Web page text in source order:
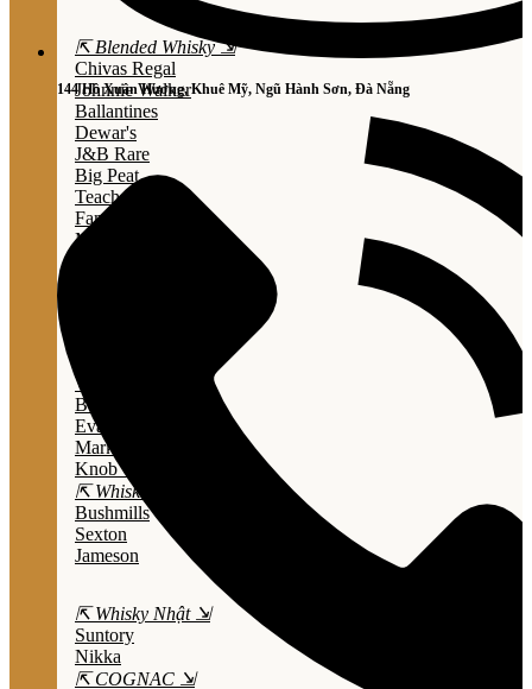
144 Hồ Xuân Hương, Khuê Mỹ, Ngũ Hành Sơn, Đà Nẵng
⇱ Blended Whisky ⇲
Chivas Regal
Johnnie Walker
Ballantines
Dewar's
J&B Rare
Big Peat
Teacher's
Famous Grouse
Monkey Shouder
Wild Turkey
Bulleit Bourbon
Evan Williams
Marker's Mark
Knob Creek
⇱ Whiskey Ailen ⇲
Bushmills
Sexton
Jameson
⇱ Whisky Nhật ⇲
Suntory
Nikka
⇱ COGNAC ⇲